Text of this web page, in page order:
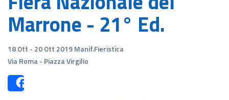
Marrone - 21° Ed.
18 Ott - 20 Ott 2019 Manif.Fieristica
Via Roma - Piazza Virgilio